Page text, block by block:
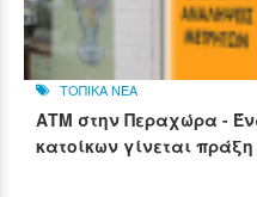
ΤΟΠΙΚΑ ΝΕΑ
ΑΤΜ στην Περαχώρα -
κατοίκων γίνεται